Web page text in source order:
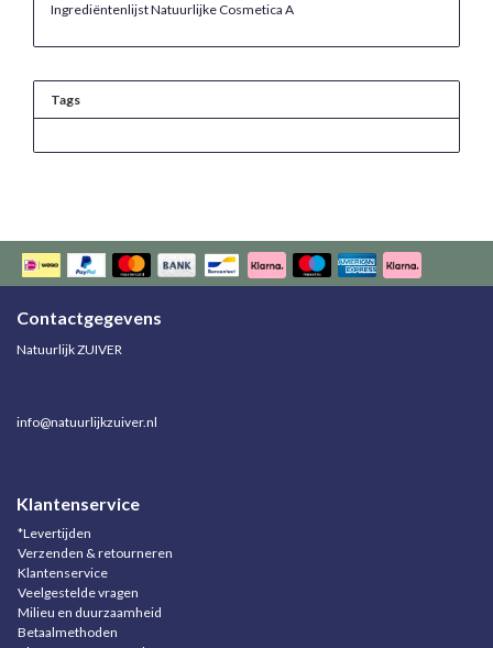
Ingrediëntenlijst Natuurlijke Cosmetica A
Tags
Contactgegevens
Natuurlijk ZUIVER
info@natuurlijkzuiver.nl
Klantenservice
*Levertijden
Verzenden & retourneren
Klantenservice
Veelgestelde vragen
Milieu en duurzaamheid
Betaalmethoden